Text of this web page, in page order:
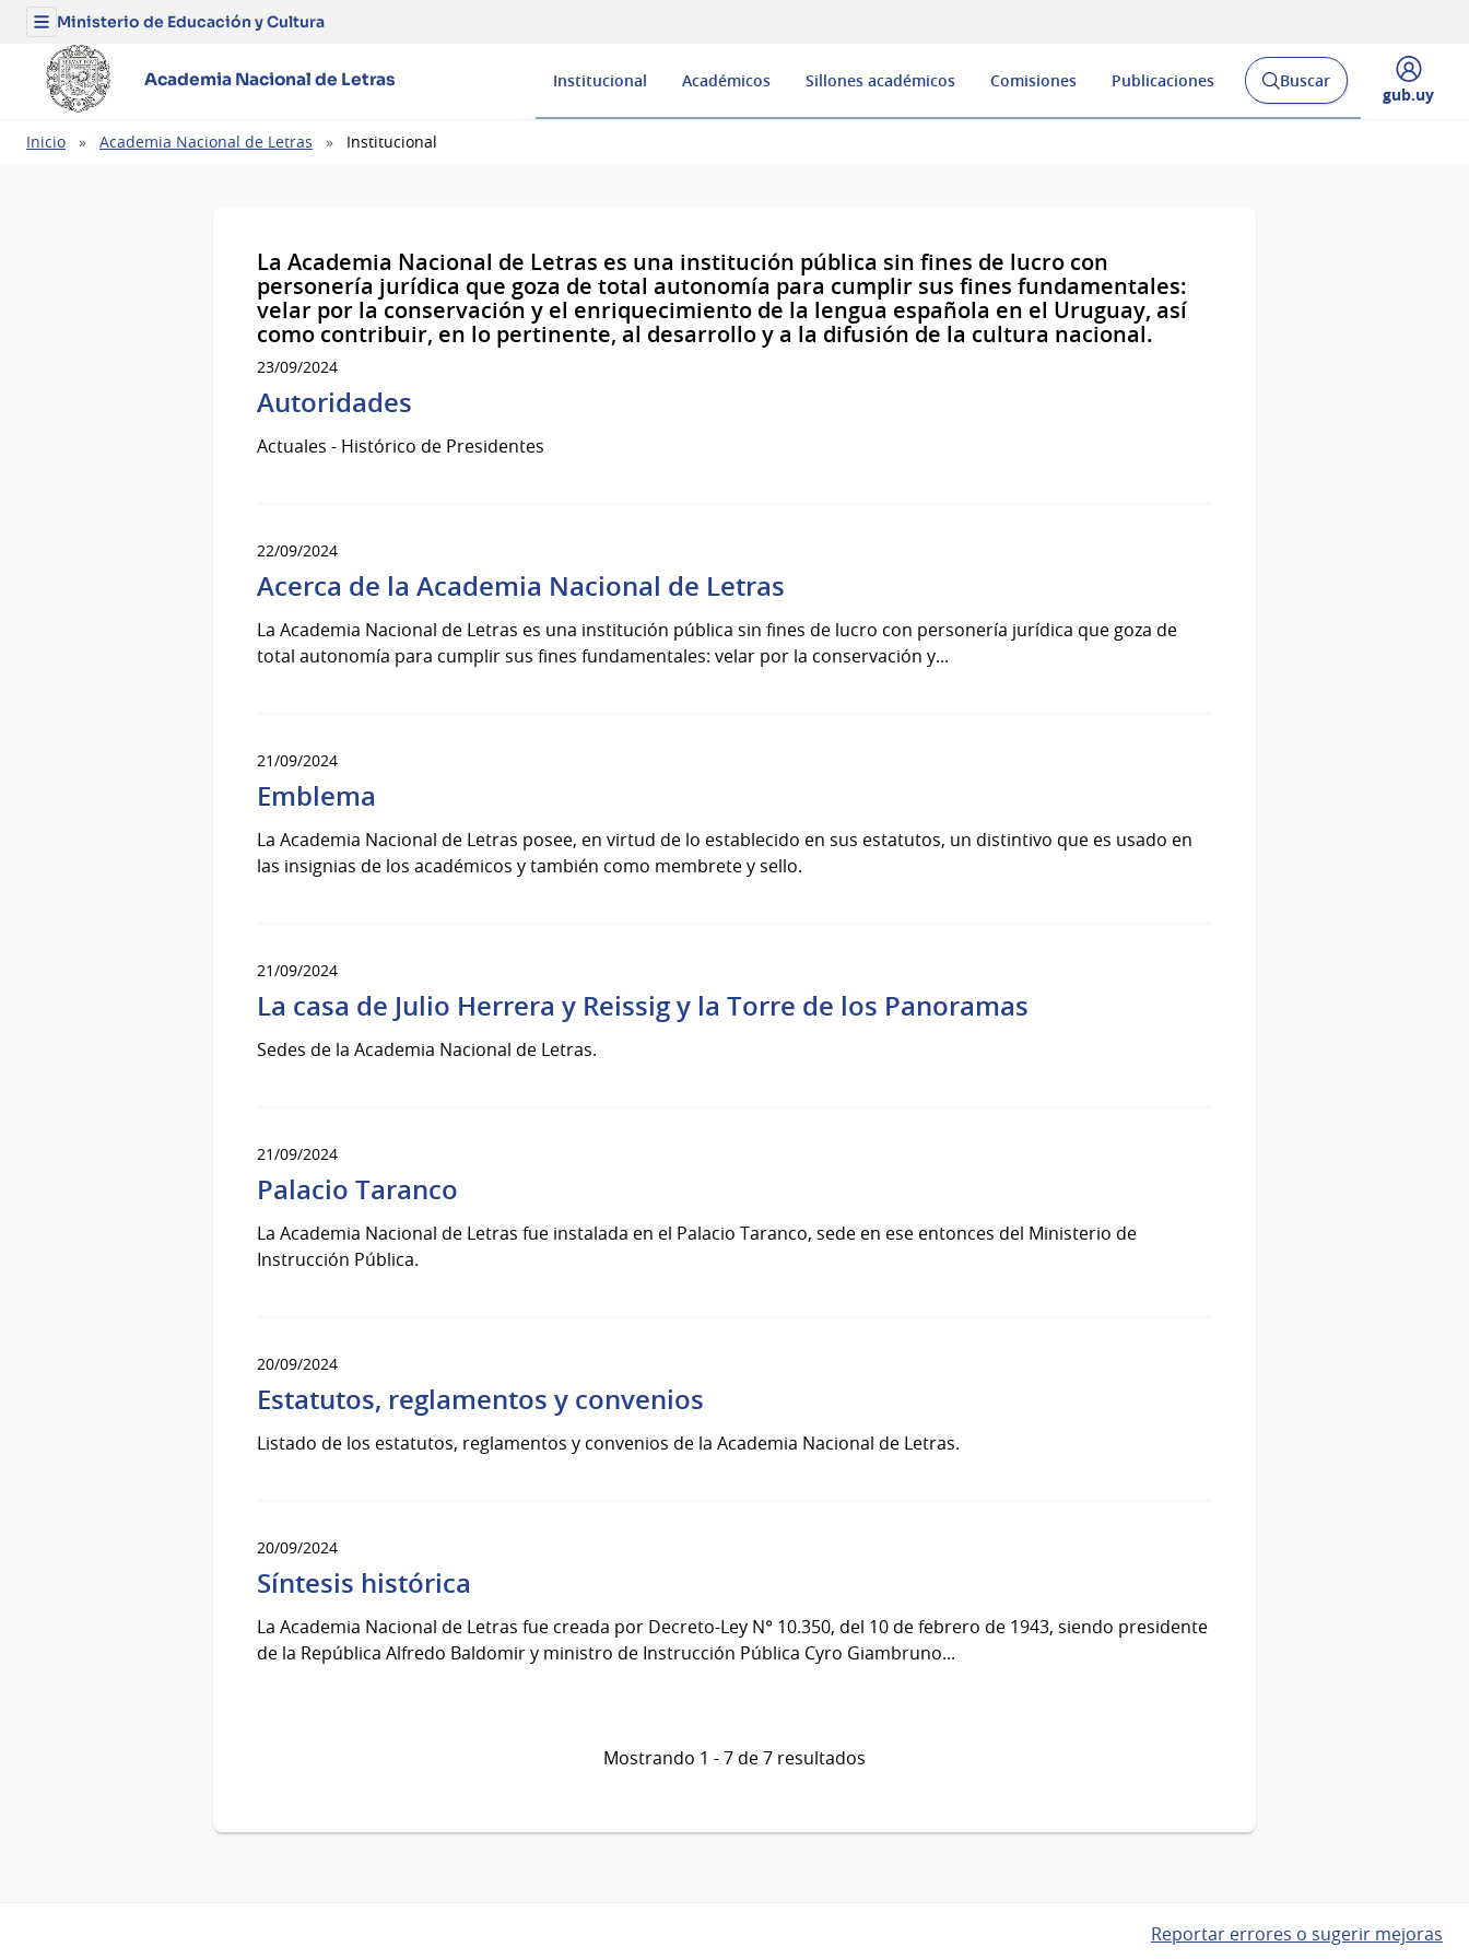
Menú
del
Ministerio
de
Educación
Cultura
Ministerio de Educación y Cultura
Academia Nacional de Letras Institucional Académicos Sillones académicos Comisiones Publicaciones
Abrir
buscador
Buscar
Desplegar
gub.uy
Ruta
Inicio Academia Nacional de Letras Institucional
La Academia Nacional de Letras es una institución pública sin fines de lucro con
personería jurídica que goza de total autonomía para cumplir sus fines fundamentales:
velar por la conservación y el enriquecimiento de la lengua española en el Uruguay, así
como contribuir, en lo pertinente, al desarrollo y a la difusión de la cultura nacional.
23/09/2024
Autoridades
Actuales - Histórico de Presidentes
22/09/2024
Acerca de la Academia Nacional de Letras
La Academia Nacional de Letras es una institución pública sin fines de lucro con personería jurídica que goza de
total autonomía para cumplir sus fines fundamentales: velar por la conservación y...
21/09/2024
Emblema
La Academia Nacional de Letras posee, en virtud de lo establecido en sus estatutos, un distintivo que es usado en
las insignias de los académicos y también como membrete y sello.
21/09/2024
La casa de Julio Herrera y Reissig y la Torre de los Panoramas
Sedes de la Academia Nacional de Letras.
21/09/2024
Palacio Taranco
La Academia Nacional de Letras fue instalada en el Palacio Taranco, sede en ese entonces del Ministerio de
Instrucción Pública.
20/09/2024
Estatutos, reglamentos y convenios
Listado de los estatutos, reglamentos y convenios de la Academia Nacional de Letras.
20/09/2024
Síntesis histórica
La Academia Nacional de Letras fue creada por Decreto-Ley N° 10.350, del 10 de febrero de 1943, siendo presidente
de la República Alfredo Baldomir y ministro de Instrucción Pública Cyro Giambruno...
Mostrando 1 - 7 de 7 resultados
Reportar errores o sugerir mejoras